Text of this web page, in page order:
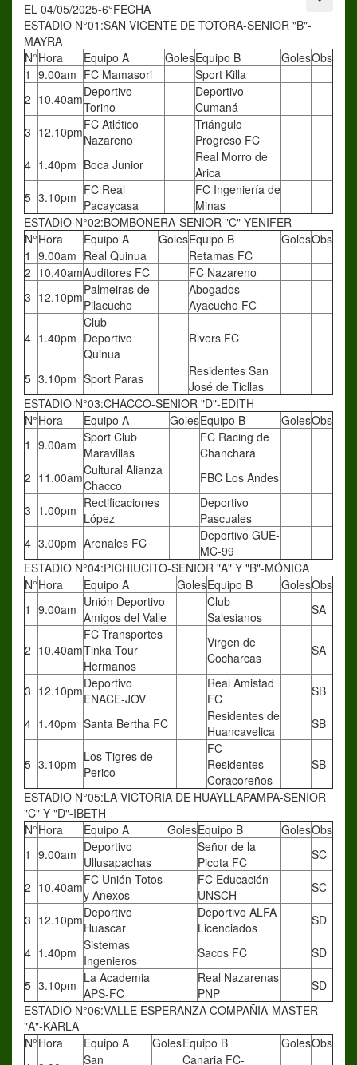
EL 04/05/2025-6°FECHA
ESTADIO N°01:SAN VICENTE DE TOTORA-SENIOR "B"-
MAYRA
N°Hora Equipo A GolesEquipo B GolesObs
1 9.00am FC Mamasori
Sport Killa
2 10.40amDeportivo
Torino
Deportivo
Cumaná
3 12.10pmFC Atlético
Nazareno
Triángulo
Progreso FC
4 1.40pm Boca Junior
Real Morro de
Arica
5 3.10pm FC Real
Pacaycasa
FC Ingeniería de
Minas
ESTADIO N°02:BOMBONERA-SENIOR "C"-YENIFER
N°Hora Equipo A GolesEquipo B GolesObs
1 9.00am Real Quinua
Retamas FC
2 10.40amAuditores FC
FC Nazareno
3 12.10pmPalmeiras de
Pilacucho
Abogados
Ayacucho FC
4 1.40pm
Club
Deportivo
Quinua
Rivers FC
5 3.10pm Sport Paras
Residentes San
José de Ticllas
ESTADIO N°03:CHACCO-SENIOR "D"-EDITH
N°Hora Equipo A GolesEquipo B GolesObs
1 9.00am Sport Club
Maravillas
FC Racing de
Chanchará
2 11.00amCultural Alianza
Chacco
FBC Los Andes
3 1.00pm Rectificaciones
López
Deportivo
Pascuales
4 3.00pm Arenales FC
Deportivo GUE-
MC-99
ESTADIO N°04:PICHIUCITO-SENIOR "A" Y "B"-MÓNICA
N°Hora Equipo A GolesEquipo B GolesObs
1 9.00am Unión Deportivo
Amigos del Valle
Club
Salesianos
SA
2 10.40am
FC Transportes
Tinka Tour
Hermanos
Virgen de
Cocharcas
SA
3 12.10pmDeportivo
ENACE-JOV
Real Amistad
FC
SB
4 1.40pm Santa Bertha FC
Residentes de
Huancavelica
SB
5 3.10pm Los Tigres de
Perico
FC
Residentes
Coracoreños
SB
ESTADIO N°05:LA VICTORIA DE HUAYLLAPAMPA-SENIOR
"C" Y "D"-IBETH
N°Hora Equipo A GolesEquipo B GolesObs
1 9.00am Deportivo
Ullusapachas
Señor de la
Picota FC
SC
2 10.40amFC Unión Totos
y Anexos
FC Educación
UNSCH
SC
3 12.10pmDeportivo
Huascar
Deportivo ALFA
Licenciados
SD
4 1.40pm Sistemas
Ingenieros
Sacos FC SD
5 3.10pm La Academia
APS-FC
Real Nazarenas
PNP
SD
ESTADIO N°06:VALLE ESPERANZA COMPAÑIA-MASTER
"A"-KARLA
N°Hora Equipo A GolesEquipo B GolesObs
San Canaria FC-